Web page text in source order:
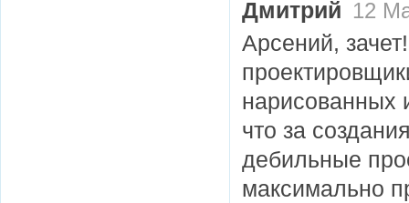
Дмитрий 12
Арсений,
что за
дебильные
максимально